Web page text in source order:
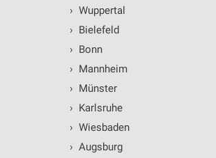
› Wuppertal
› Bielefeld
› Bonn
› Mannheim
› Münster
› Karlsruhe
› Wiesbaden
› Augsburg